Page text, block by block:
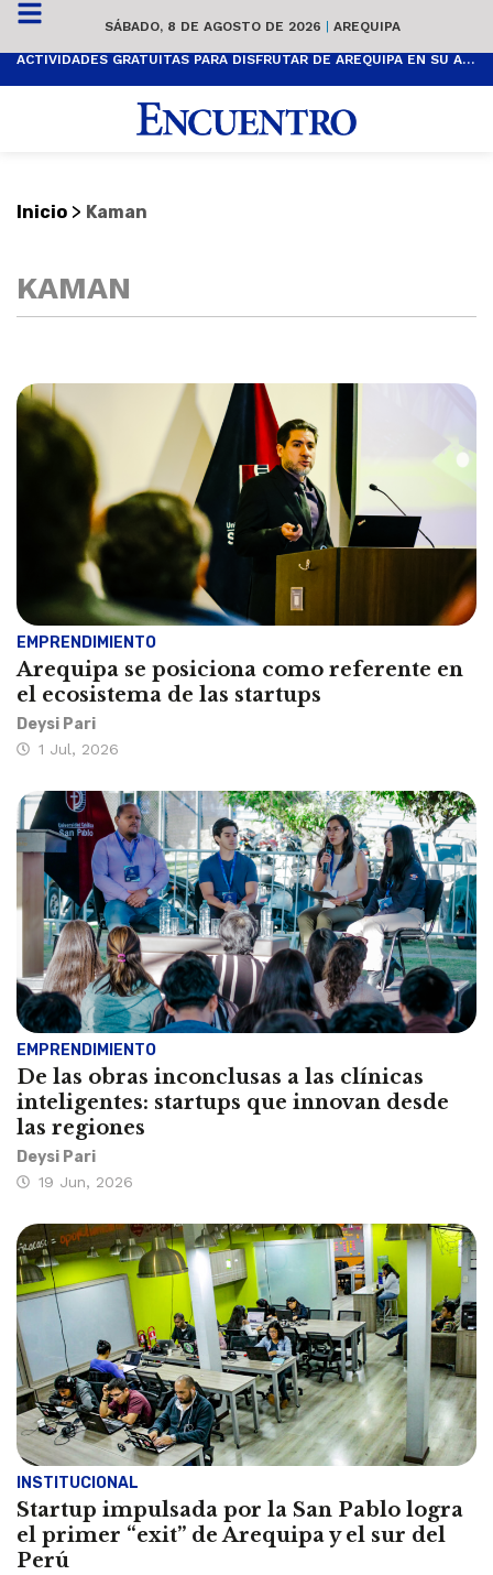
SÁBADO, 8 DE AGOSTO DE 2026 | AREQUIPA
ACTIVIDADES GRATUITAS PARA DISFRUTAR DE AREQUIPA EN SU ANIVERSARIO
Inicio > Kaman
KAMAN
EMPRENDIMIENTO
Arequipa se posiciona como referente en
el ecosistema de las startups
Deysi Pari
1 Jul, 2026
EMPRENDIMIENTO
De las obras inconclusas a las clínicas
inteligentes: startups que innovan desde
las regiones
Deysi Pari
19 Jun, 2026
INSTITUCIONAL
Startup impulsada por la San Pablo logra
el primer “exit” de Arequipa y el sur del
Perú